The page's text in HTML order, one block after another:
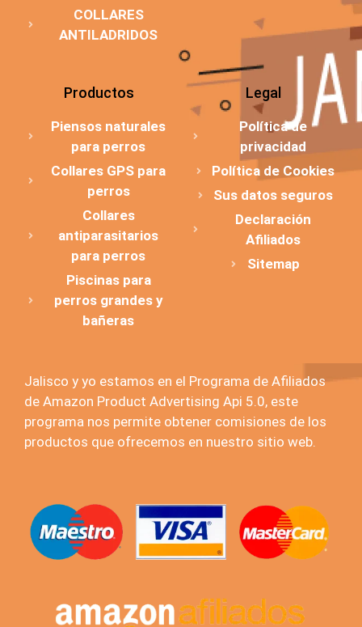
COLLARES
ANTILADRIDOS
Productos
Piensos naturales
para perros
Collares GPS para
perros
Collares
antiparasitarios
para perros
Piscinas para
perros grandes y
bañeras
Legal
Política de
privacidad
Política de Cookies
Sus datos seguros
Declaración
Afiliados
Sitemap
Jalisco y yo estamos en el Programa de Afiliados
de Amazon Product Advertising Api 5.0, este
programa nos permite obtener comisiones de los
productos que ofrecemos en nuestro sitio web.